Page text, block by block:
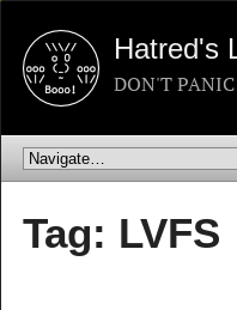
Hatred's
DON'T
Tag: LVFS